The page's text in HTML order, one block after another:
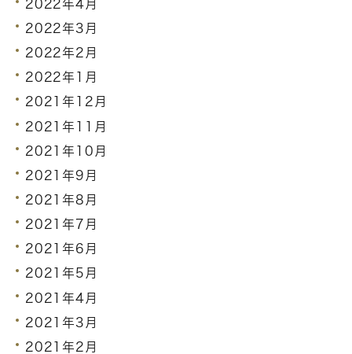
2022年4月
2022年3月
2022年2月
2022年1月
2021年12月
2021年11月
2021年10月
2021年9月
2021年8月
2021年7月
2021年6月
2021年5月
2021年4月
2021年3月
2021年2月